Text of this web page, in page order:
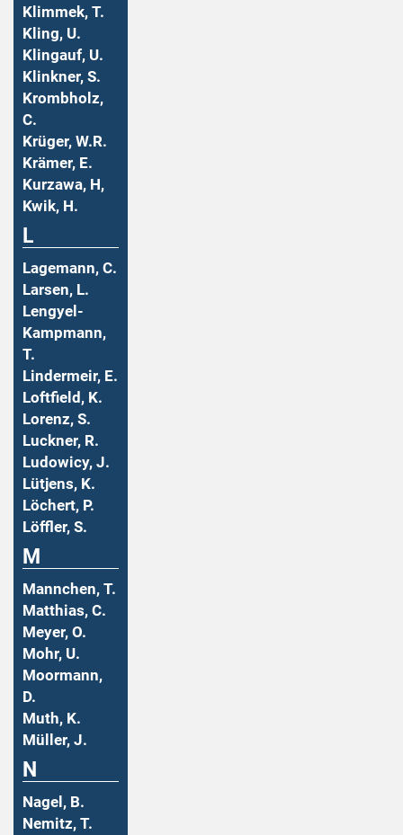
Klimmek, T.
Kling, U.
Klingauf, U.
Klinkner, S.
Krombholz,
C.
Krüger, W.R.
Krämer, E.
Kurzawa, H,
Kwik, H.
L
Lagemann, C.
Larsen, L.
Lengyel-
Kampmann,
T.
Lindermeir, E.
Loftfield, K.
Lorenz, S.
Luckner, R.
Ludowicy, J.
Lütjens, K.
Löchert, P.
Löffler, S.
M
Mannchen, T.
Matthias, C.
Meyer, O.
Mohr, U.
Moormann,
D.
Muth, K.
Müller, J.
N
Nagel, B.
Nemitz, T.